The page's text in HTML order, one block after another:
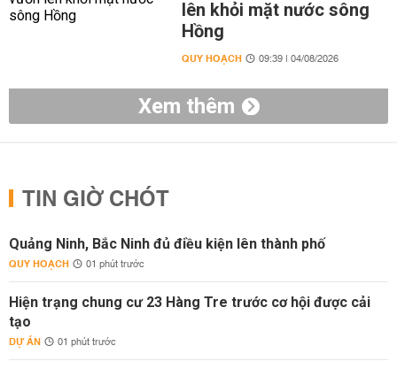
lên khỏi mặt nước sông
Hồng
QUY HOẠCH 09:39 | 04/08/2026
Xem thêm
TIN GIỜ CHÓT
Quảng Ninh, Bắc Ninh đủ điều kiện lên thành phố
QUY HOẠCH 01 phút trước
Hiện trạng chung cư 23 Hàng Tre trước cơ hội được cải
tạo
DỰ ÁN 01 phút trước